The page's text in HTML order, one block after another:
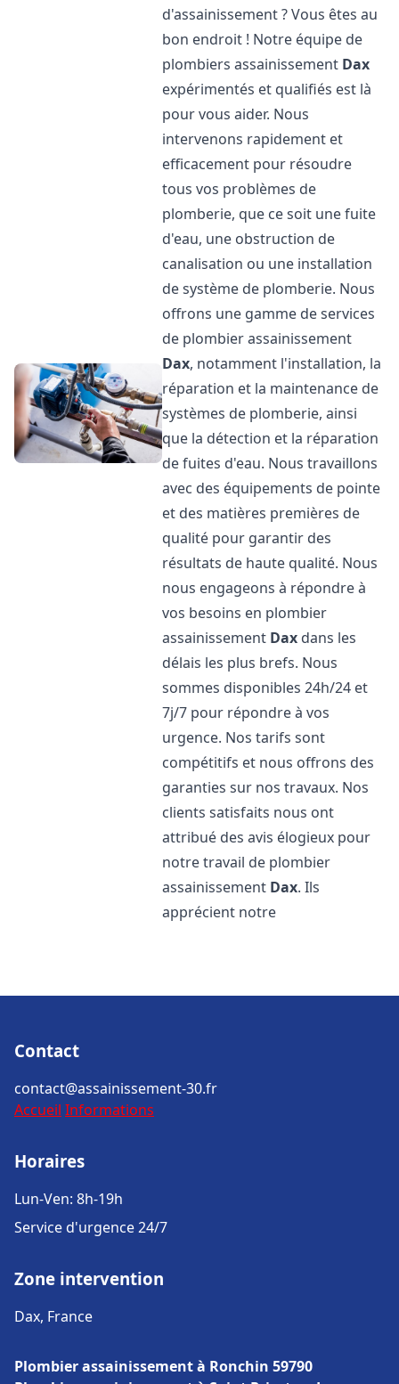
d'assainissement ? Vous êtes au
bon endroit ! Notre équipe de
plombiers assainissement Dax
expérimentés et qualifiés est là
pour vous aider. Nous
intervenons rapidement et
efficacement pour résoudre
tous vos problèmes de
plomberie, que ce soit une fuite
d'eau, une obstruction de
canalisation ou une installation
de système de plomberie. Nous
offrons une gamme de services
de plombier assainissement
Dax, notamment l'installation, la
réparation et la maintenance de
systèmes de plomberie, ainsi
que la détection et la réparation
de fuites d'eau. Nous travaillons
avec des équipements de pointe
et des matières premières de
qualité pour garantir des
résultats de haute qualité. Nous
nous engageons à répondre à
vos besoins en plombier
assainissement Dax dans les
délais les plus brefs. Nous
sommes disponibles 24h/24 et
7j/7 pour répondre à vos
urgence. Nos tarifs sont
compétitifs et nous offrons des
garanties sur nos travaux. Nos
clients satisfaits nous ont
attribué des avis élogieux pour
notre travail de plombier
assainissement Dax. Ils
apprécient notre
Contact
contact@assainissement-30.fr
Accueil Informations
Horaires
Lun-Ven: 8h-19h
Service d'urgence 24/7
Zone intervention
Dax, France
Plombier assainissement à Ronchin 59790